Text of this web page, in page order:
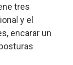
tres
y el
encarar un